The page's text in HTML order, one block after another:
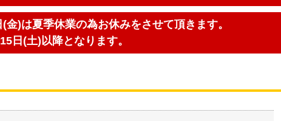
)は夏季休業の為お休みをさせて頂きます。
日(土)以降となります。